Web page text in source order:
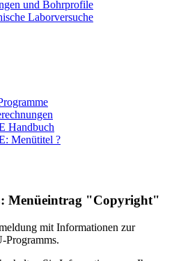
und Bohrprofile
Laborversuche
Handbuch
Menütitel ?
Menüeintrag "Copyright"
mit Informationen zur
Programms.